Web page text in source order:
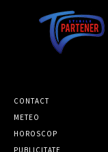
CONTACT
METEO
HOROSCOP
PUBLICITATE